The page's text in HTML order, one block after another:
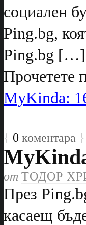
социален
Ping.bg,
Ping.bg […]
Прочетете
MyKinda:
{ 0 коментара }
от ТОДОР
През
касаещ